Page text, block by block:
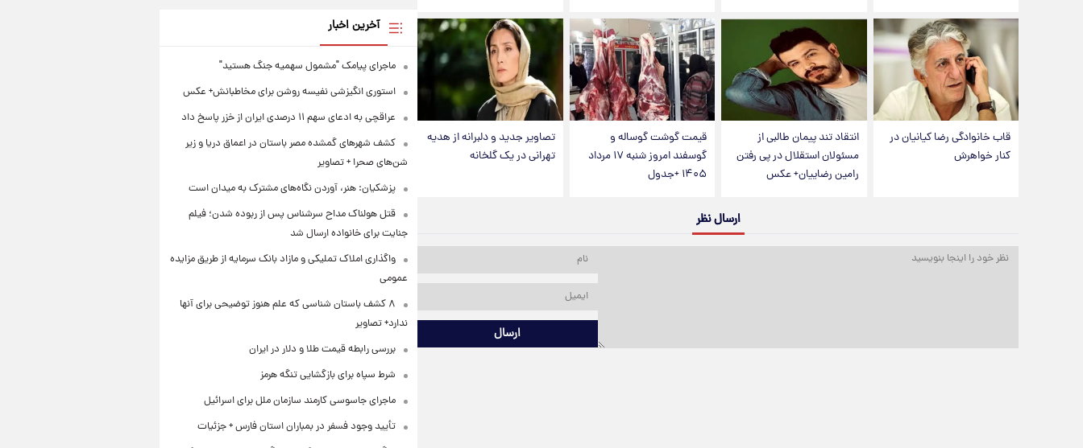
قاب خانوادگی رضا کیانیان در
کنار خواهرش
انتقاد تند پیمان طالبی از
مسئولان استقلال در پی رفتن
رامین رضاییان+ عکس
قیمت گوشت گوساله و
گوسفند امروز شنبه ۱۷ مرداد
۱۴۰۵ +جدول
تصاویر جدید و دلبرانه از هدیه
تهرانی در یک گلخانه
ارسال نظر
ارسال
آخرین اخبار
ماجرای پیامک "مشمول سهمیه جنگ هستید"
استوری انگیزشی نفیسه روشن برای مخاطبانش+ عکس
عراقچی به ادعای سهم ۱۱ درصدی ایران از خزر پاسخ داد
کشف شهرهای گمشده مصر باستان در اعماق دریا و زیر
شن‌های صحرا + تصاویر
پزشکیان: هنر، آوردن نگاه‌های مشترک به میدان است
قتل هولناک مداح سرشناس پس از ربوده شدن؛ فیلم
جنایت برای خانواده ارسال شد
واگذاری املاک تملیکی و مازاد بانک سرمایه از طریق مزایده
عمومی
۸ کشف باستان شناسی که علم هنوز توضیحی برای آنها
ندارد+ تصاویر
بررسی رابطه قیمت طلا و دلار در ایران
شرط سپاه برای بازگشایی تنگه هرمز
ماجرای جاسوسی کارمند سازمان ملل برای اسرائیل
تأیید وجود فسفر در بمباران استان فارس + جزئیات